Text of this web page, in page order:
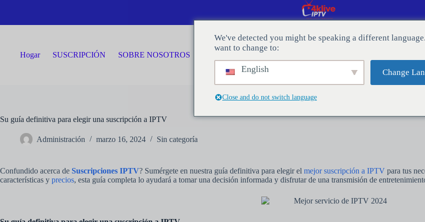
Hogar SUSCRIPCIÓN SOBRE NOSOTROS CONTÁCTENOS
Su guía definitiva para elegir una suscripción a IPTV
Administración marzo 16, 2024 Sin categoría
Confundido acerca de Suscripciones IPTV? Sumérgete en nuestra guía definitiva para elegir el mejor suscripción a IPTV para tus
características y precios, esta guía completa lo ayudará a tomar una decisión informada y disfrutar de una transmisión de
We've detected you might be speaking a different
want to change to:
English Change
Close and do not switch language